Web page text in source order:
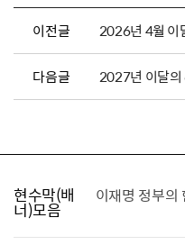
이전글
다음글
현수막(배
너)모음
찾습니다 이재명 정부의